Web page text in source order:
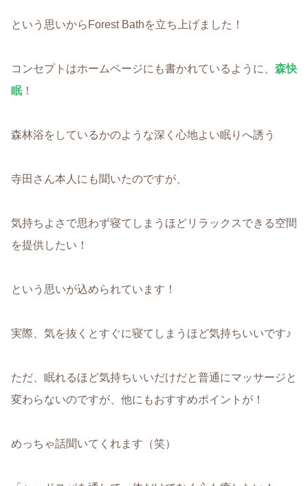
という思いからForest Bathを立ち上げました！
コンセプトはホームページにも書かれているように、 森快
眠！
森林浴をしているかのような深く心地よい眠りへ誘う
寺田さん本人にも聞いたのですが、
気持ちよさで思わず寝てしまうほどリラックスできる空間
を提供したい！
という思いが込められています！
実際、気を抜くとすぐに寝てしまうほど気持ちいいです♪
ただ、眠れるほど気持ちいいだけだと普通にマッサージと
変わらないのですが、他にもおすすめポイントが！
めっちゃ話聞いてくれます（笑）